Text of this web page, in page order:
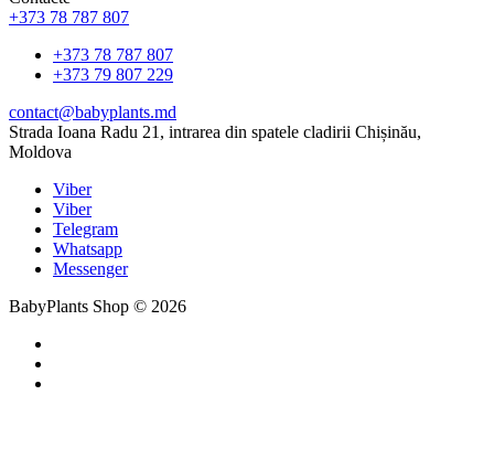
+373 78 787 807
+373 78 787 807
+373 79 807 229
contact@babyplants.md
Strada Ioana Radu 21, intrarea din spatele cladirii Chișinău,
Moldova
Viber
Viber
Telegram
Whatsapp
Messenger
BabyPlants Shop © 2026